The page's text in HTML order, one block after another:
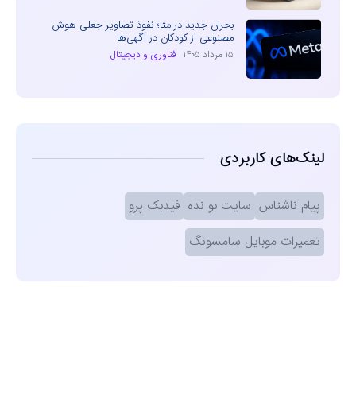
بحران جدید در متا؛ نفوذ تصاویر جعلی هوش
مصنوعی از کودکان در آگهی‌ها
۱۵ مرداد ۱۴۰۵ فناوری و دیجیتال
لینک‌های کاربردی
پیام ناشناس سایت بو نده فیدبک پرو
تعمیرات موبایل سامسونگ